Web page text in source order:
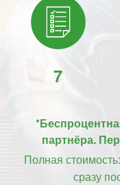
7
партнёра.
Полная
сразу